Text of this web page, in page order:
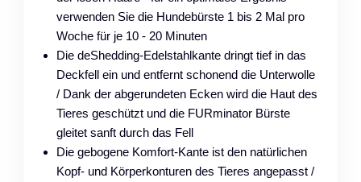
verwenden Sie die Hundebürste 1 bis 2 Mal pro
Woche für je 10 - 20 Minuten
Die deShedding-Edelstahlkante dringt tief in das
Deckfell ein und entfernt schonend die Unterwolle
/ Dank der abgerundeten Ecken wird die Haut des
Tieres geschützt und die FURminator Bürste
gleitet sanft durch das Fell
Die gebogene Komfort-Kante ist den natürlichen
Kopf- und Körperkonturen des Tieres angepasst /